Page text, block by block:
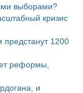
выборами?
кризис
предстанут 1200
реформы,
и